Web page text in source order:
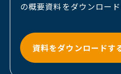
の概要資料をダウンロード
資料をダウンロードす